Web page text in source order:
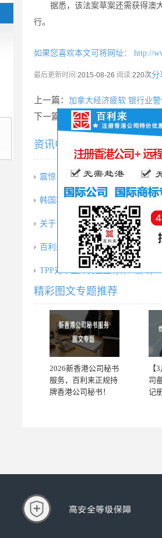
据悉，该法案草案还需获得澳大
行。
如果您喜欢本文可将网址： http://
最后更新时间:2015-08-26 阅读:220次分
上一篇： 加拿大经济疲软 银行业
下一篇： 国家税务总局与荷兰税
资讯中心相关内容推荐：
震惊！确权的商标权属人因字体
韩国将于10月开设人民币期货市
关于《中华人民共和国商标法修
百利来（北京）CRS合规与海外所
TPP对中国外贸企业有什么影响？
精彩图文专题推荐
2026新香港公司秘书
服务，百利来正规持
牌香港公司秘书！
【
司
记